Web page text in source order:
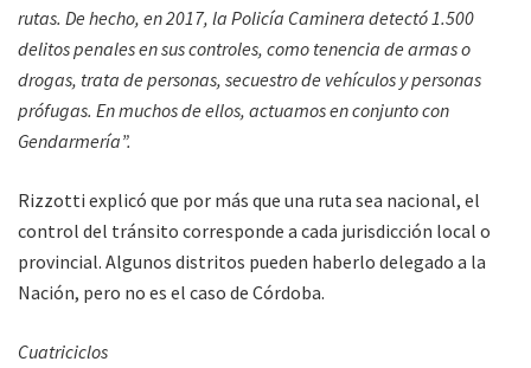
rutas. De hecho, en 2017, la Policía Caminera detectó 1.500
delitos penales en sus controles, como tenencia de armas o
drogas, trata de personas, secuestro de vehículos y personas
prófugas. En muchos de ellos, actuamos en conjunto con
Gendarmería”.
Rizzotti explicó que por más que una ruta sea nacional, el
control del tránsito corresponde a cada jurisdicción local o
provincial. Algunos distritos pueden haberlo delegado a la
Nación, pero no es el caso de Córdoba.
Cuatriciclos